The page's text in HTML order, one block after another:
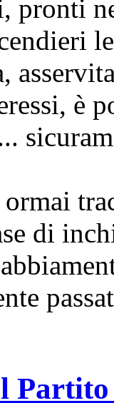
pronti
è
di